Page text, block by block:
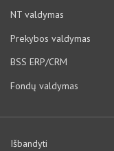
NT valdymas
Prekybos valdymas
BSS ERP/CRM
Fondų valdymas
Išbandyti